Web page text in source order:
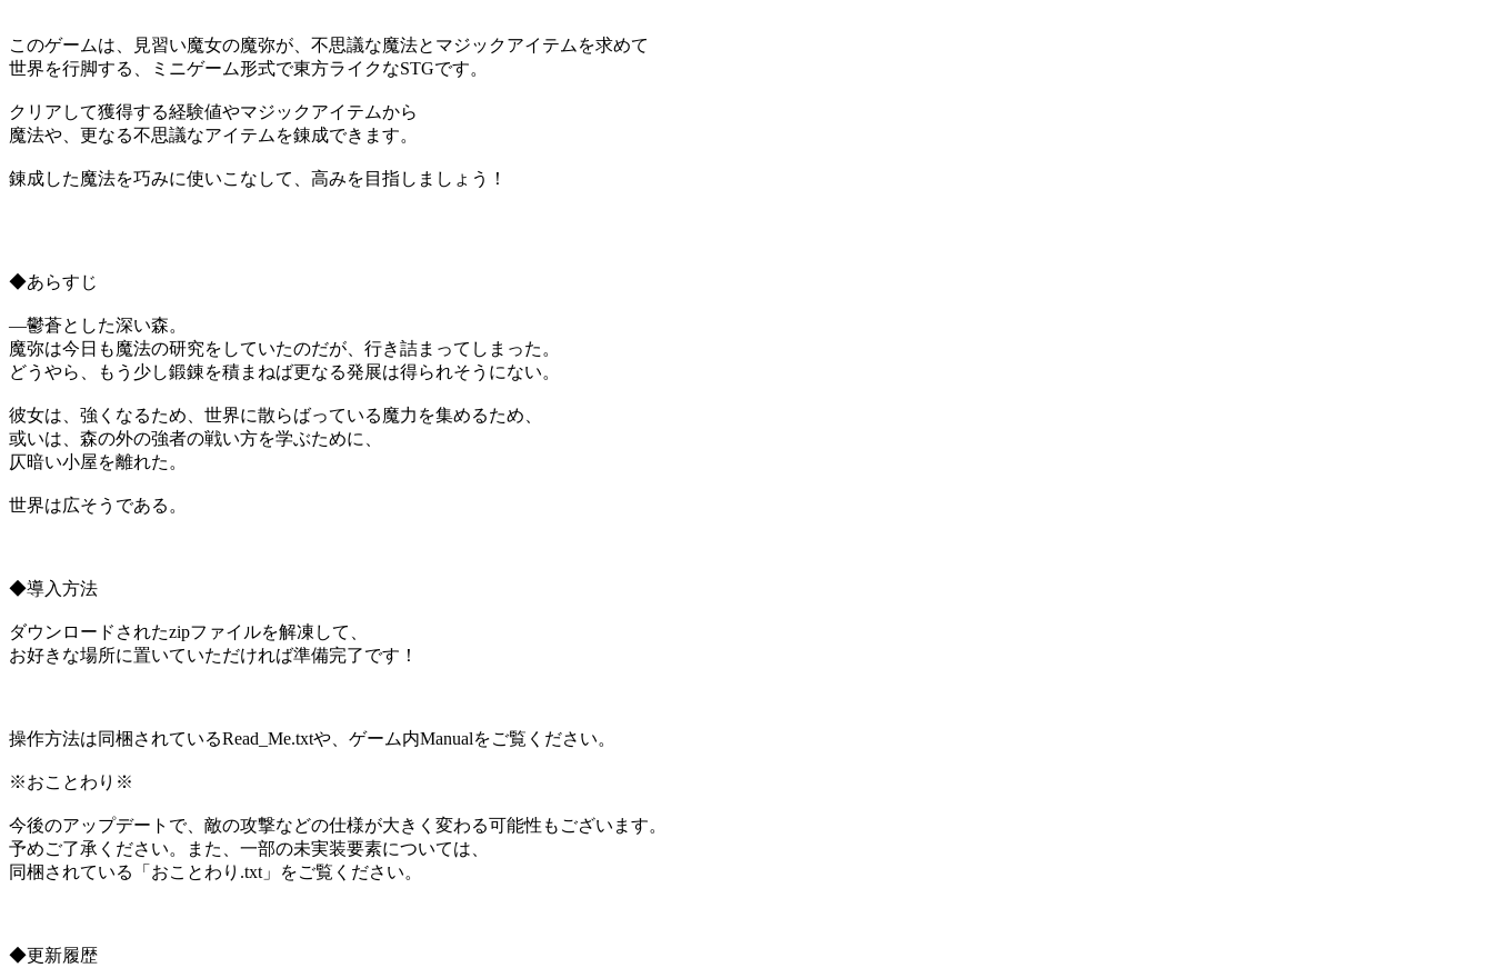
このゲームは、見習い魔女の魔弥が、不思議な魔法とマジックアイテムを求めて
世界を行脚する、ミニゲーム形式で東方ライクなSTGです。
クリアして獲得する経験値やマジックアイテムから
魔法や、更なる不思議なアイテムを錬成できます。
錬成した魔法を巧みに使いこなして、高みを目指しましょう！
◆あらすじ
―鬱蒼とした深い森。
魔弥は今日も魔法の研究をしていたのだが、行き詰まってしまった。
どうやら、もう少し鍛錬を積まねば更なる発展は得られそうにない。
彼女は、強くなるため、世界に散らばっている魔力を集めるため、
或いは、森の外の強者の戦い方を学ぶために、
仄暗い小屋を離れた。
世界は広そうである。
◆導入方法
ダウンロードされたzipファイルを解凍して、
お好きな場所に置いていただければ準備完了です！
操作方法は同梱されているRead_Me.txtや、ゲーム内Manualをご覧ください。
※おことわり※
今後のアップデートで、敵の攻撃などの仕様が大きく変わる可能性もございます。
予めご了承ください。また、一部の未実装要素については、
同梱されている「おことわり.txt」をご覧ください。
◆更新履歴